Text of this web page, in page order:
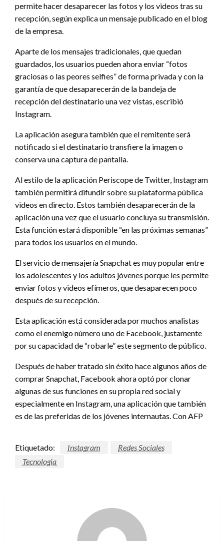
permite hacer desaparecer las fotos y los videos tras su
recepción, según explica un mensaje publicado en el blog
de la empresa.
Aparte de los mensajes tradicionales, que quedan
guardados, los usuarios pueden ahora enviar “fotos
graciosas o las peores selfies” de forma privada y con la
garantía de que desaparecerán de la bandeja de
recepción del destinatario una vez vistas, escribió
Instagram.
La aplicación asegura también que el remitente será
notificado si el destinatario transfiere la imagen o
conserva una captura de pantalla.
Al estilo de la aplicación Periscope de Twitter, Instagram
también permitirá difundir sobre su plataforma pública
videos en directo. Estos también desaparecerán de la
aplicación una vez que el usuario concluya su transmisión.
Esta función estará disponible “en las próximas semanas”
para todos los usuarios en el mundo.
El servicio de mensajería Snapchat es muy popular entre
los adolescentes y los adultos jóvenes porque les permite
enviar fotos y videos efímeros, que desaparecen poco
después de su recepción.
Esta aplicación está considerada por muchos analistas
como el enemigo número uno de Facebook, justamente
por su capacidad de “robarle” este segmento de público.
Después de haber tratado sin éxito hace algunos años de
comprar Snapchat, Facebook ahora optó por clonar
algunas de sus funciones en su propia red social y
especialmente en Instagram, una aplicación que también
es de las preferidas de los jóvenes internautas. Con AFP
Etiquetado: Instagram
Redes Sociales
Tecnologia